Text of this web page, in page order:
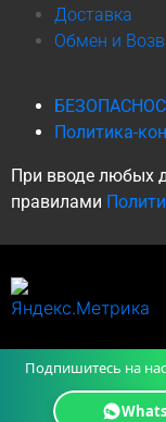
Доставка
Обмен и
Политика-
При вводе любых
правилами
Подпишитесь на